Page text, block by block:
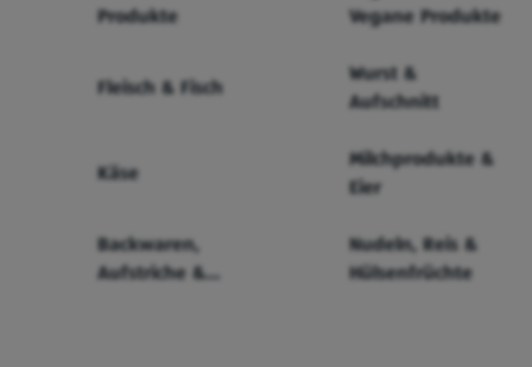
Produkte
Vegane Produkte
Fleisch & Fisch
Wurst &
Aufschnitt
Käse
Milchprodukte &
Eier
Backwaren,
Aufstriche &
Nudeln, Reis &
Hülsenfrüchte